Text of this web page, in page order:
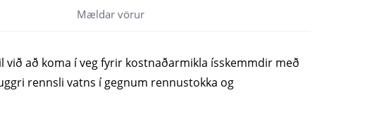
Mældar vörur
að koma í veg fyrir kostnaðarmikla ísskemmdir með
rennsli vatns í gegnum rennustokka og